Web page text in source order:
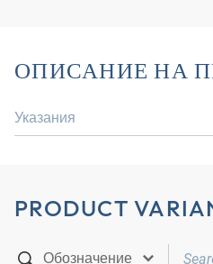
ОПИСАНИЕ НА
Указания
PRODUCT